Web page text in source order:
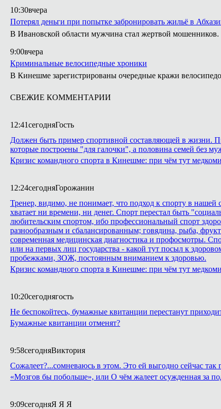
10:30вчера
Потерял деньги при попытке забронировать жильё в
В Ивановской области мужчина стал жертвой мошенников.
9:00вчера
Криминальные велосипедные хроники
В Кинешме зарегистрированы очередные кражи
СВЕЖИЕ КОММЕНТАРИИ
12:41сегодняГость
Должен быть пример спортивной составляющей в жизни.
которые построены "для галочки", а половина семей без
Кризис командного спорта в Кинешме: при чём тут
12:24сегодняГорожанин
Тренер, видимо, не понимает, что подход к спорту в
хватает ни времени, ни денег. Спорт перестал быть
любительским спортом, ибо профессиональный спорт
разнообразным и сбалансированным; говядина, рыба,
современная медицинская диагностика и профосмотры.
или на первых лиц государства - какой тут посыл к
пробежками, ЗОЖ, постоянным вниманием к здоровью.
Кризис командного спорта в Кинешме: при чём тут
10:20сегоднягость
Не беспокойтесь, бумажные квитанции перестанут
Бумажные квитанции отменят?
9:58сегодняВиктория
Сожалеет?...сомневаюсь в этом. Это ей выгодно сейчас
«Мозгов бы побольше», или О чём жалеет осужденная за
9:09сегодняЯ Я Я